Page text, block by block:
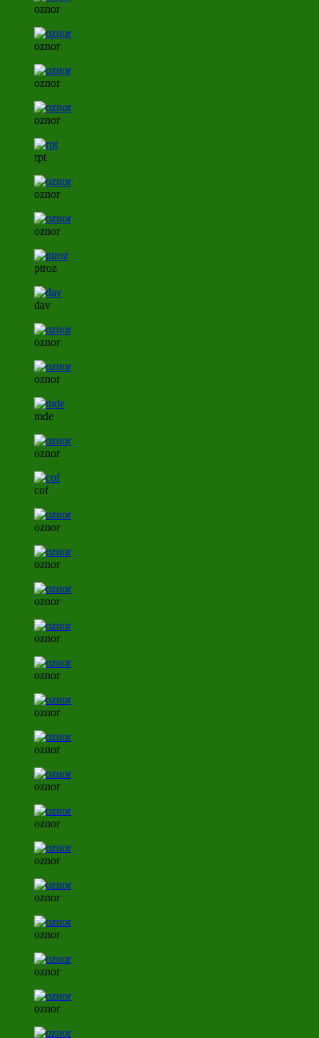
oznor
oznor
oznor
oznor
rpt
oznor
oznor
ptroz
dav
oznor
oznor
mde
oznor
cof
oznor
oznor
oznor
oznor
oznor
oznor
oznor
oznor
oznor
oznor
oznor
oznor
oznor
oznor